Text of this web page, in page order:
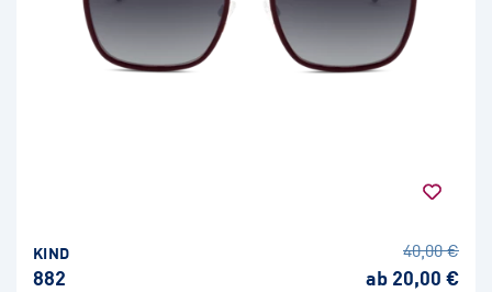
KIND
882
40,00 €
ab 20,00 €